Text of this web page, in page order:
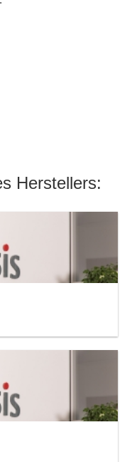
Herstellers: